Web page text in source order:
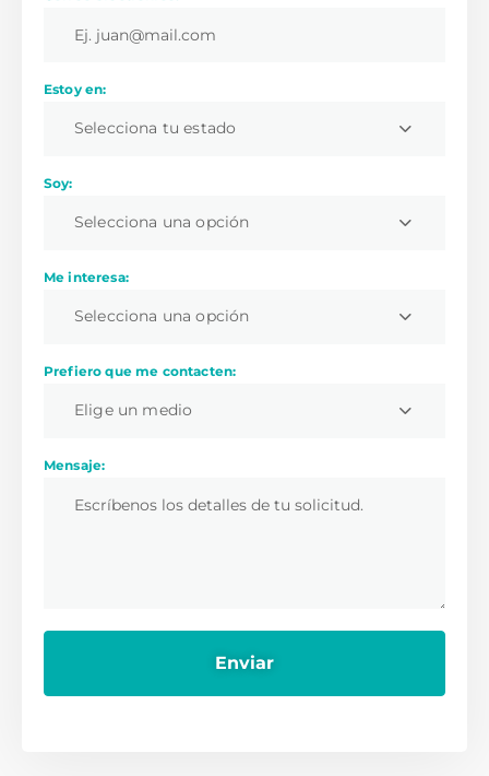
Estoy en:
Selecciona tu estado
Soy:
Selecciona una opción
Me interesa:
Selecciona una opción
Prefiero que me contacten:
Elige un medio
Mensaje: